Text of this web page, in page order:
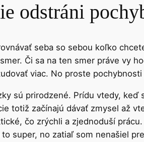
odstráni
seba so sebou koľko
Či sa na ten smer práve vy
viac. No proste
sú prirodzené. Prídu vtedy,
totiž začínajú dávať zmysel až
čo zrýchli a zjednoduší
super, no zatiaľ som nenašiel